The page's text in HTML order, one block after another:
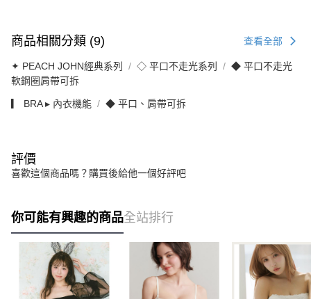
商品相關分類 (9) 查看全部
✦ PEACH JOHN經典系列 ◇ 平口不走光系列
◆ 平口不走光
軟鋼圈肩帶可拆
▎ BRA ▸ 內衣機能 ◆ 平口、肩帶可拆
評價
喜歡這個商品嗎？購買後給他一個好評吧
你可能有興趣的商品全站排行